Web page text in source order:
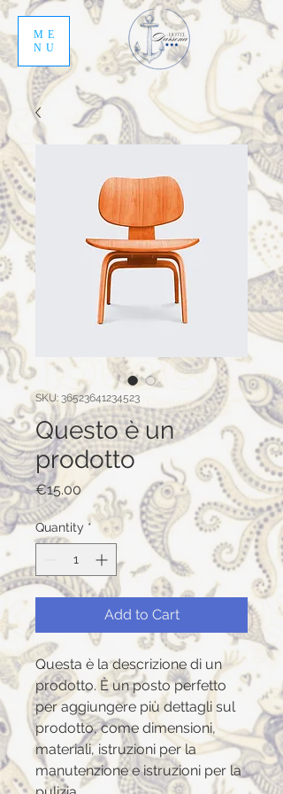
ME
NU
SKU: 36523641234523
Questo è un
prodotto
€15.00Price
Quantity *
Add to Cart
Questa è la descrizione di un
prodotto. È un posto perfetto
per aggiungere più dettagli sul
prodotto, come dimensioni,
materiali, istruzioni per la
manutenzione e istruzioni per la